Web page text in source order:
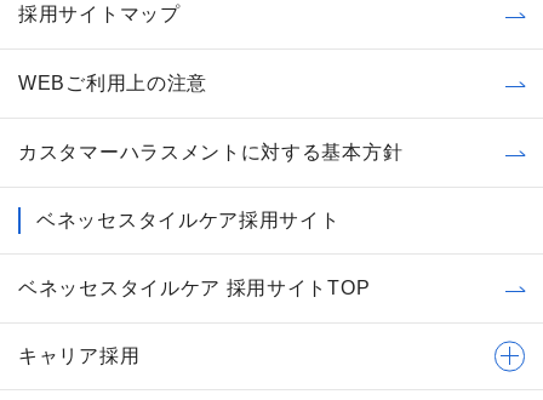
採用サイトマップ
WEBご利用上の注意
カスタマーハラスメントに対する基本方針
ベネッセスタイルケア採用サイト
ベネッセスタイルケア 採用サイトTOP
キャリア採用